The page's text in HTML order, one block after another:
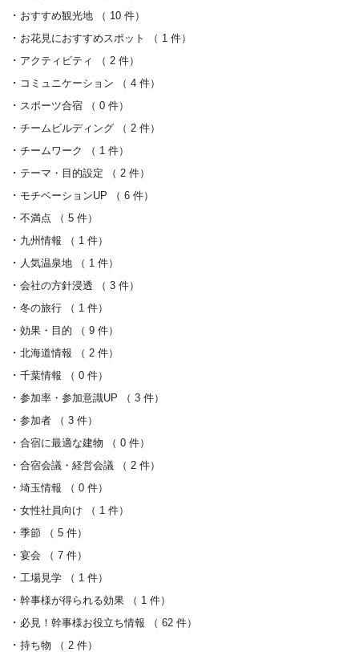
おすすめ観光地 （ 10 件）
お花見におすすめスポット （ 1 件）
アクティビティ （ 2 件）
コミュニケーション （ 4 件）
スポーツ合宿 （ 0 件）
チームビルディング （ 2 件）
チームワーク （ 1 件）
テーマ・目的設定 （ 2 件）
モチベーションUP （ 6 件）
不満点 （ 5 件）
九州情報 （ 1 件）
人気温泉地 （ 1 件）
会社の方針浸透 （ 3 件）
冬の旅行 （ 1 件）
効果・目的 （ 9 件）
北海道情報 （ 2 件）
千葉情報 （ 0 件）
参加率・参加意識UP （ 3 件）
参加者 （ 3 件）
合宿に最適な建物 （ 0 件）
合宿会議・経営会議 （ 2 件）
埼玉情報 （ 0 件）
女性社員向け （ 1 件）
季節 （ 5 件）
宴会 （ 7 件）
工場見学 （ 1 件）
幹事様が得られる効果 （ 1 件）
必見！幹事様お役立ち情報 （ 62 件）
持ち物 （ 2 件）